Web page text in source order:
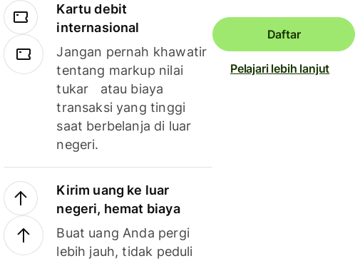
Kartu debit
internasional
Jangan pernah khawatir
tentang markup nilai
tukar atau biaya
transaksi yang tinggi
saat berbelanja di luar
negeri.
Kirim uang ke luar
negeri, hemat biaya
Buat uang Anda pergi
lebih jauh, tidak peduli
Daftar
Pelajari lebih lanjut